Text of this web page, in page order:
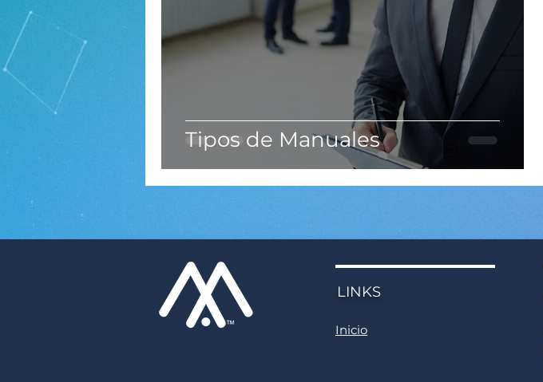
Tipos de Manuales
LINKS
Inicio